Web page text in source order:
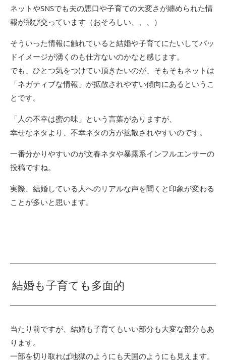
ネットやSNSでも夫の悪口や子育ての大変さが纏められた情
報が飛び交っています（おそろしい、、、）
そういった情報に触れていると結婚や子育てにたいしてバッ
ドイメージが湧くのも仕方ないのかなと感じます。
でも、ひとつ気をつけてい頂きたいのが、そもそもネットは
「ネガティブな情報」が拡散されやすい傾向にあるというこ
とです。
「人の不幸は蜜の味」という言葉がありますが、
幸せなネタより、不幸ネタの方が拡散されやすいのです。
一番分かりやすいのが文春ネタや暴露系インフルエンサーの
投稿ですね。
実際、結婚している人へのリアルな声を聞くと印象が変わる
ことが多いと思います。
結婚も子育ても多面的
当たり前ですが、結婚も子育てもいい部分も大変な部分もあ
ります。
一部を切り取れば地獄のようにも天国のようにも見えます。